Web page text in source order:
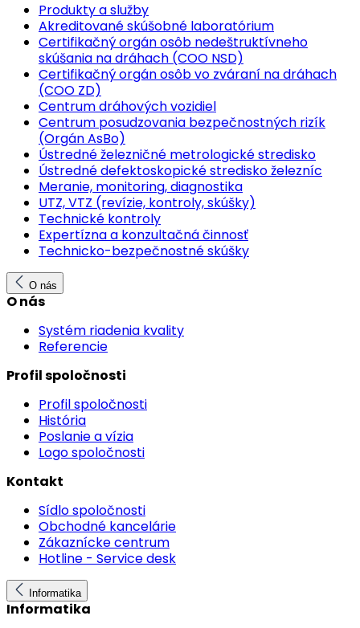
Produkty a služby
Akreditované skúšobné laboratórium
Certifikačný orgán osôb nedeštruktívneho
skúšania na dráhach (COO NSD)
Certifikačný orgán osôb vo zváraní na dráhach
(COO ZD)
Centrum dráhových vozidiel
Centrum posudzovania bezpečnostných rizík
(Orgán AsBo)
Ústredné železničné metrologické stredisko
Ústredné defektoskopické stredisko železníc
Meranie, monitoring, diagnostika
UTZ, VTZ (revízie, kontroly, skúšky)
Technické kontroly
Expertízna a konzultačná činnosť
Technicko-bezpečnostné skúšky
O nás
O nás
Systém riadenia kvality
Referencie
Profil spoločnosti
Profil spoločnosti
História
Poslanie a vízia
Logo spoločnosti
Kontakt
Sídlo spoločnosti
Obchodné kancelárie
Zákaznícke centrum
Hotline - Service desk
Informatika
Informatika